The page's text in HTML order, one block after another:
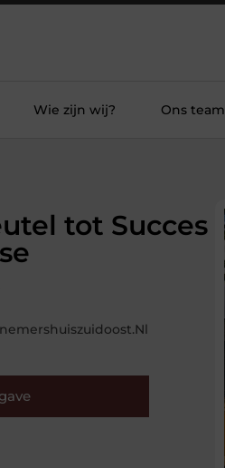
Wie zijn wij? Ons team
tot Succes